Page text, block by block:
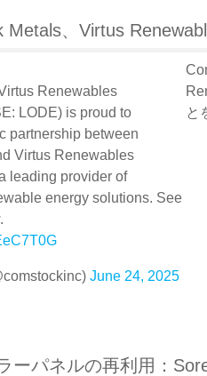
Metals、Virtus
Renewables
LODE) is proud to
partnership between
Virtus Renewables
leading provider of
energy solutions. See
June 24, 2025
と
ーパネルの再利用：